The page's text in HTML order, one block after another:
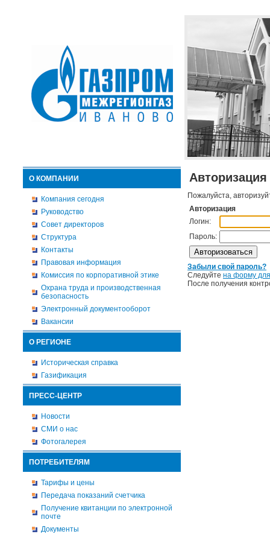
О КОМПАНИИ
Компания сегодня
Руководство
Совет директоров
Структура
Контакты
Правовая информация
Комиссия по корпоративной этике
Охрана труда и производственная
безопасность
Электронный документооборот
Вакансии
О РЕГИОНЕ
Историческая справка
Газификация
ПРЕСС-ЦЕНТР
Новости
СМИ о нас
Фотогалерея
ПОТРЕБИТЕЛЯМ
Тарифы и цены
Передача показаний счетчика
Получение квитанции по электронной
почте
Документы
Авторизация
Пожалуйста,
Авторизация
Логин:
Пароль:
Забыли свой пароль?
Следуйте на форму
После получения